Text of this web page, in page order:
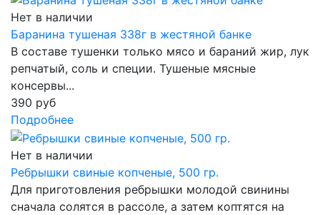
Нет в наличии
Баранина тушеная 338г в жестяной банке
В составе тушенки только мясо и бараний жир, лук
репчатый, соль и специи. Тушеные мясные
консервы...
390 руб
Подробнее
Нет в наличии
Ребрышки свиные копченые, 500 гр.
Для приготовления ребрышки молодой свинины
сначала солятся в рассоле, а затем коптятся на